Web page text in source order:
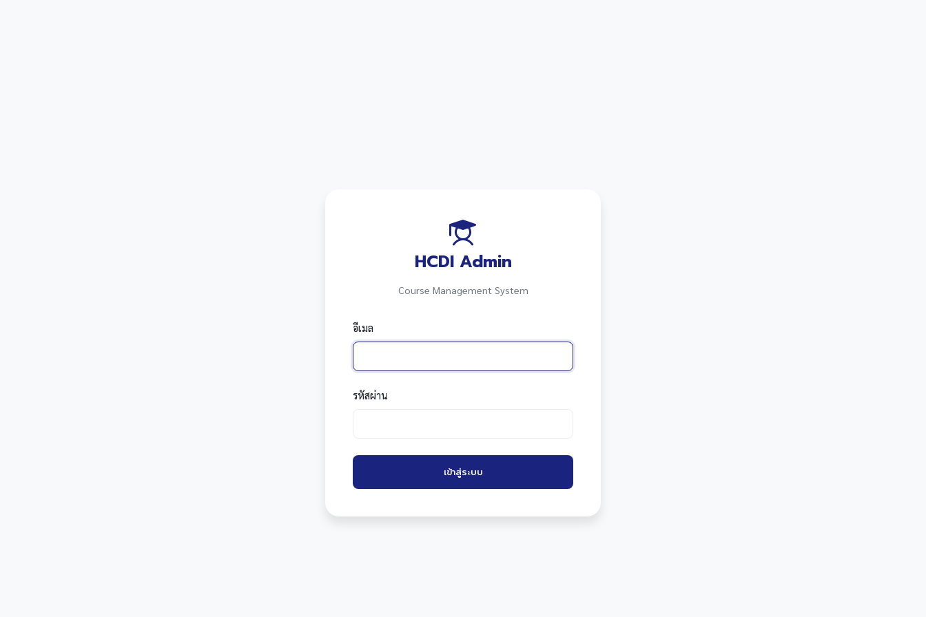
HCDI Admin
Course Management System
อีเมล
รหัสผ่าน
เข้าสู่ระบบ